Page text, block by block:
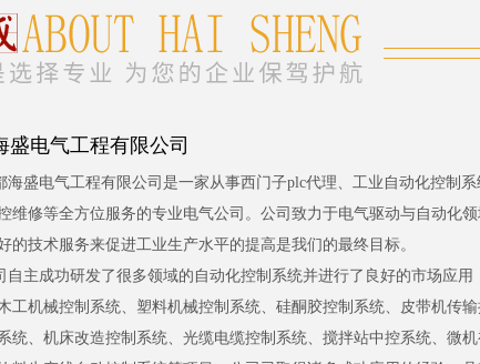
盛电气工程有限公司
海盛电气工程有限公司是一家从事西门子plc代理、工业自动化控制
维修等全方位服务的专业电气公司。公司致力于电气驱动与自动化
的技术服务来促进工业生产水平的提高是我们的最终目标。
自主成功研发了很多领域的自动化控制系统并进行了良好的市场应
工机械控制系统、塑料机械控制系统、硅酮胶控制系统、皮带机传
统、机床改造控制系统、光缆电缆控制系统、搅拌站中控系统、微